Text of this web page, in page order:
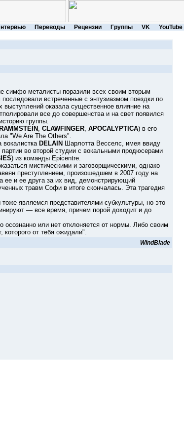
Переводы Рецензии Группы VK YouTube
симфо-металисты поразили всех своим вторым
встреченные с энтузиазмом поездки по
оказала существенное влияние на
все до совершенства и на свет появился
группы.
RAMMSTEIN , CLAWFINGER, APOCALYPTICA) в его
"We Are The Others".
DELAIN Шарлотта Весселс, имея ввиду
во второй студии с вокальными продюсерами
) из команды Epicentre.
мистическими и заговорщическими, однако
преступлением, произошедшем в 2007 году на
ее и ее друга за их вид, демонстрирующий
травм Софи в итоге скончалась. Эта трагедия
являемся представителями субкультуры, но это
— все время, причем порой доходит и до
или нет отклоняется от нормы. Либо своим
от тебя ожидали".
WindBlade